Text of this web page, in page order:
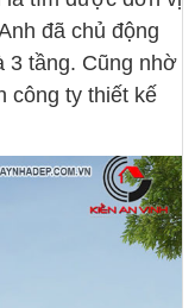
đã chủ động
3 tầng. Cũng nhờ
công ty thiết kế